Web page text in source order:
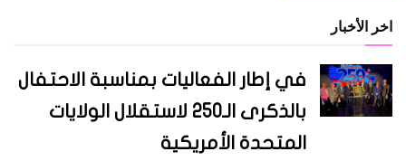
اخر الأخبار
في إطار الفعاليات بمناسبة الاحتفال
بالذكرى الـ250 لاستقلال الولايات
المتحدة الأمريكية